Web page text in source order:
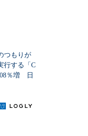
つもりが
行する「C
％増 日